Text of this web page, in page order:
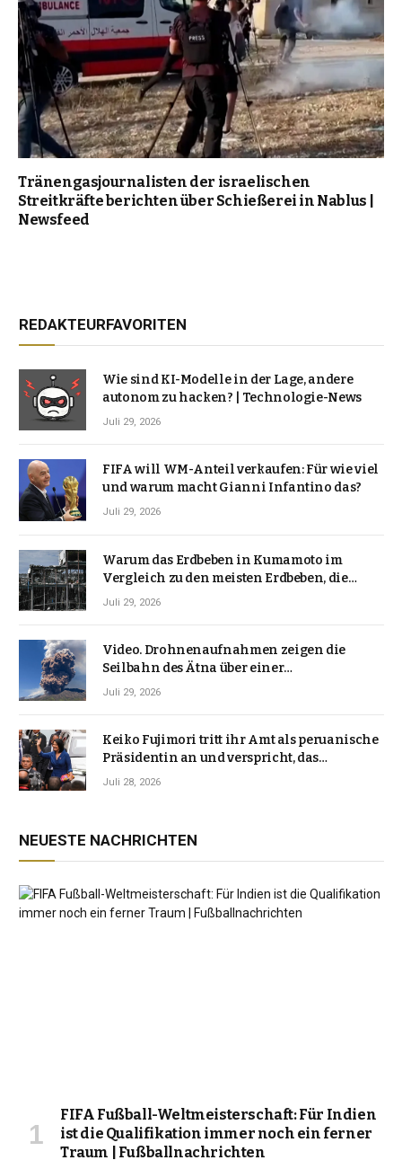
Tränengasjournalisten der israelischen
Streitkräfte berichten über Schießerei in Nablus |
Newsfeed
REDAKTEURFAVORITEN
Wie sind KI-Modelle in der Lage, andere
autonom zu hacken? | Technologie-News
Juli 29, 2026
FIFA will WM-Anteil verkaufen: Für wie viel
und warum macht Gianni Infantino das?
Juli 29, 2026
Warum das Erdbeben in Kumamoto im
Vergleich zu den meisten Erdbeben, die
Japan erschütterten, ungewöhnlich ist
Juli 29, 2026
Video. Drohnenaufnahmen zeigen die
Seilbahn des Ätna über einer
Vulkanlandschaft
Juli 29, 2026
Keiko Fujimori tritt ihr Amt als peruanische
Präsidentin an und verspricht, das
Jahrzehnt der Instabilität zu beenden
Juli 28, 2026
NEUESTE NACHRICHTEN
FIFA Fußball-Weltmeisterschaft: Für Indien
ist die Qualifikation immer noch ein ferner
Traum | Fußballnachrichten